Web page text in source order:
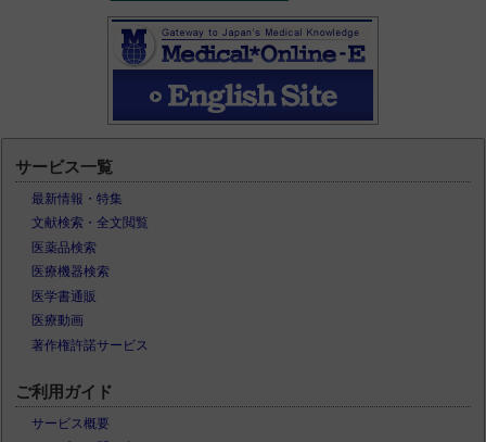
サービス一覧
最新情報・特集
文献検索・全文閲覧
医薬品検索
医療機器検索
医学書通販
医療動画
著作権許諾サービス
ご利用ガイド
サービス概要